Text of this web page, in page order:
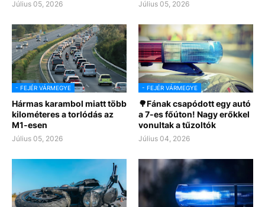
Július 05, 2026 Július 05, 2026
- FEJÉR VÁRMEGYE
Hármas karambol miatt több
kilométeres a torlódás az
M1-esen
Július 05, 2026
- FEJÉR VÁRMEGYE
🌳Fának csapódott egy autó
a 7-es főúton! Nagy erőkkel
vonultak a tűzoltók
Július 04, 2026